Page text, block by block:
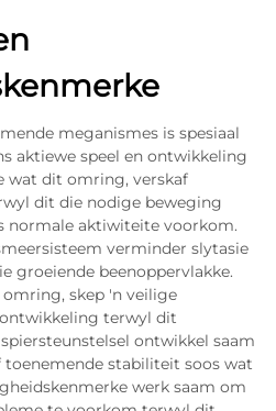
meganismes is spesiaal
aktiewe speel en ontwikkeling
wat dit omring, verskaf
dit die nodige beweging
normale aktiwiteite voorkom.
verminder slytasie
groeiende beenoppervlakke.
skep 'n veilige
terwyl dit
ontwikkel saam
stabiliteit soos wat
werk saam om